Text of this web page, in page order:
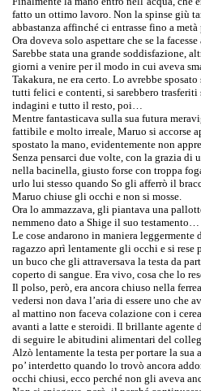
fatto un ottimo lavoro. Non la spinse giù
abbastanza affinché ci entrasse fino a
Ora doveva solo aspettare che se la facesse
Sarebbe stata una grande soddisfazione,
giorni a venire per il modo in cui aveva
Takakura, ne era certo. Lo avrebbe
tutti felici e contenti, si sarebbero trasferiti
indagini e tutto il resto, poi…
Mentre fantasticava sulla sua futura
fattibile e molto irreale, Maruo si accorse
spostato la mano, evidentemente non
Senza pensarci due volte, con la grazia di
nella bacinella, giusto forse con troppa
urlo lui stesso quando So gli afferrò il
Maruo chiuse gli occhi e non si mosse.
Ora lo ammazzava, gli piantava una
nemmeno dato a Shige il suo testamento…
Le cose andarono in maniera
ragazzo aprì lentamente gli occhi e si
un buco che gli attraversava la testa da
coperto di sangue. Era vivo, cosa che lo
Il polso, però, era ancora chiuso nella
vedersi non dava l’aria di essere uno che
al mattino non faceva colazione con i
avanti a latte e steroidi. Il brillante agente
di seguire le abitudini alimentari del
Alzò lentamente la testa per portare la sua
po’ interdetto quando lo trovò ancora
occhi chiusi, ecco perché non gli aveva